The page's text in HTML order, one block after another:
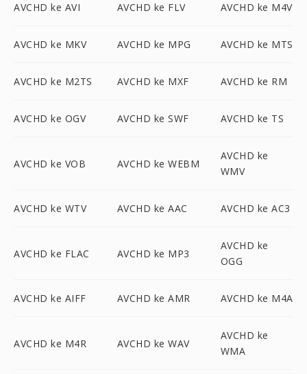
AVCHD ke AVI AVCHD ke FLV AVCHD ke M4V
AVCHD ke MKV AVCHD ke MPG AVCHD ke MTS
AVCHD ke M2TS AVCHD ke MXF AVCHD ke RM
AVCHD ke OGV AVCHD ke SWF AVCHD ke TS
AVCHD ke VOB AVCHD ke WEBM
AVCHD ke
WMV
AVCHD ke WTV AVCHD ke AAC AVCHD ke AC3
AVCHD ke FLAC AVCHD ke MP3
AVCHD ke
OGG
AVCHD ke AIFF AVCHD ke AMR AVCHD ke M4A
AVCHD ke M4R AVCHD ke WAV
AVCHD ke
WMA